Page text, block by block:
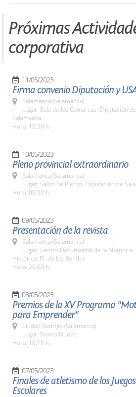
Próximas
corporativa
11/05/2023
Firma convenio Diputación y
Salamanca (Salamanca)
Lugar: Sala de las Comarcas. Diputación de
Salamanca
Hora: 12:30 h.
10/05/2023
Pleno provincial extraordinario
Salamanca (Salamanca)
Lugar: Salón de Plenos. Diputación de
Hora: 09:30 h.
09/05/2023
Presentación de la revista
Salamanca (Salamanca)
Lugar: Centro Documental de la Memoria
Histórica. Pl. de los Bandos
Hora: 20:00 h.
08/05/2023
Premios de la XV Programa
para Emprender"
Ciudad Rodrigo (Salamanca)
Lugar: Teatro Nuevo
Hora: 10:15 h.
07/05/2023
Finales de atletismo de los Juegos
Escolares